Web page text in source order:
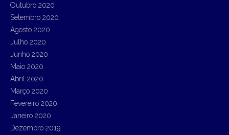
Outubro 2020
Setembro 2020
Agosto 2020
Julho 2020
Junho 2020
Maio 2020
Abril 2020
Março 2020
Fevereiro 2020
Janeiro 2020
Dezembro 2019